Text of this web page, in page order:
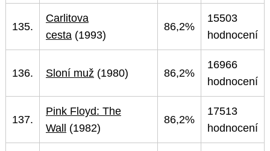
135.
Carlitova
cesta (1993)
86,2%
15503
hodnocení
136. Sloní muž (1980) 86,2%
16966
hodnocení
137.
Pink Floyd: The
Wall
(1982)
86,2%
17513
hodnocení